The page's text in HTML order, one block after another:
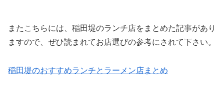
またこちらには、稲田堤のランチ店をまとめた記事があり
ますので、ぜひ読まれてお店選びの参考にされて下さい。
稲田堤のおすすめランチとラーメン店まとめ